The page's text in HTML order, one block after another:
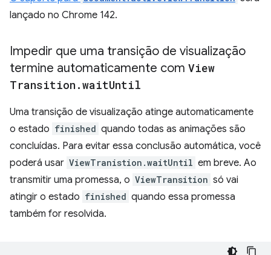
lançado no Chrome 142.
Impedir que uma transição de visualização
termine automaticamente com View
Transition .waitUntil
Uma transição de visualização atinge automaticamente
o estado finished quando todas as animações são
concluídas. Para evitar essa conclusão automática, você
poderá usar ViewTranistion.waitUntil em breve. Ao
transmitir uma promessa, o ViewTransition só vai
atingir o estado finished quando essa promessa
também for resolvida.